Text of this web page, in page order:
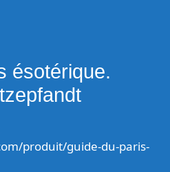
ésotérique.
produit/guide-du-paris-